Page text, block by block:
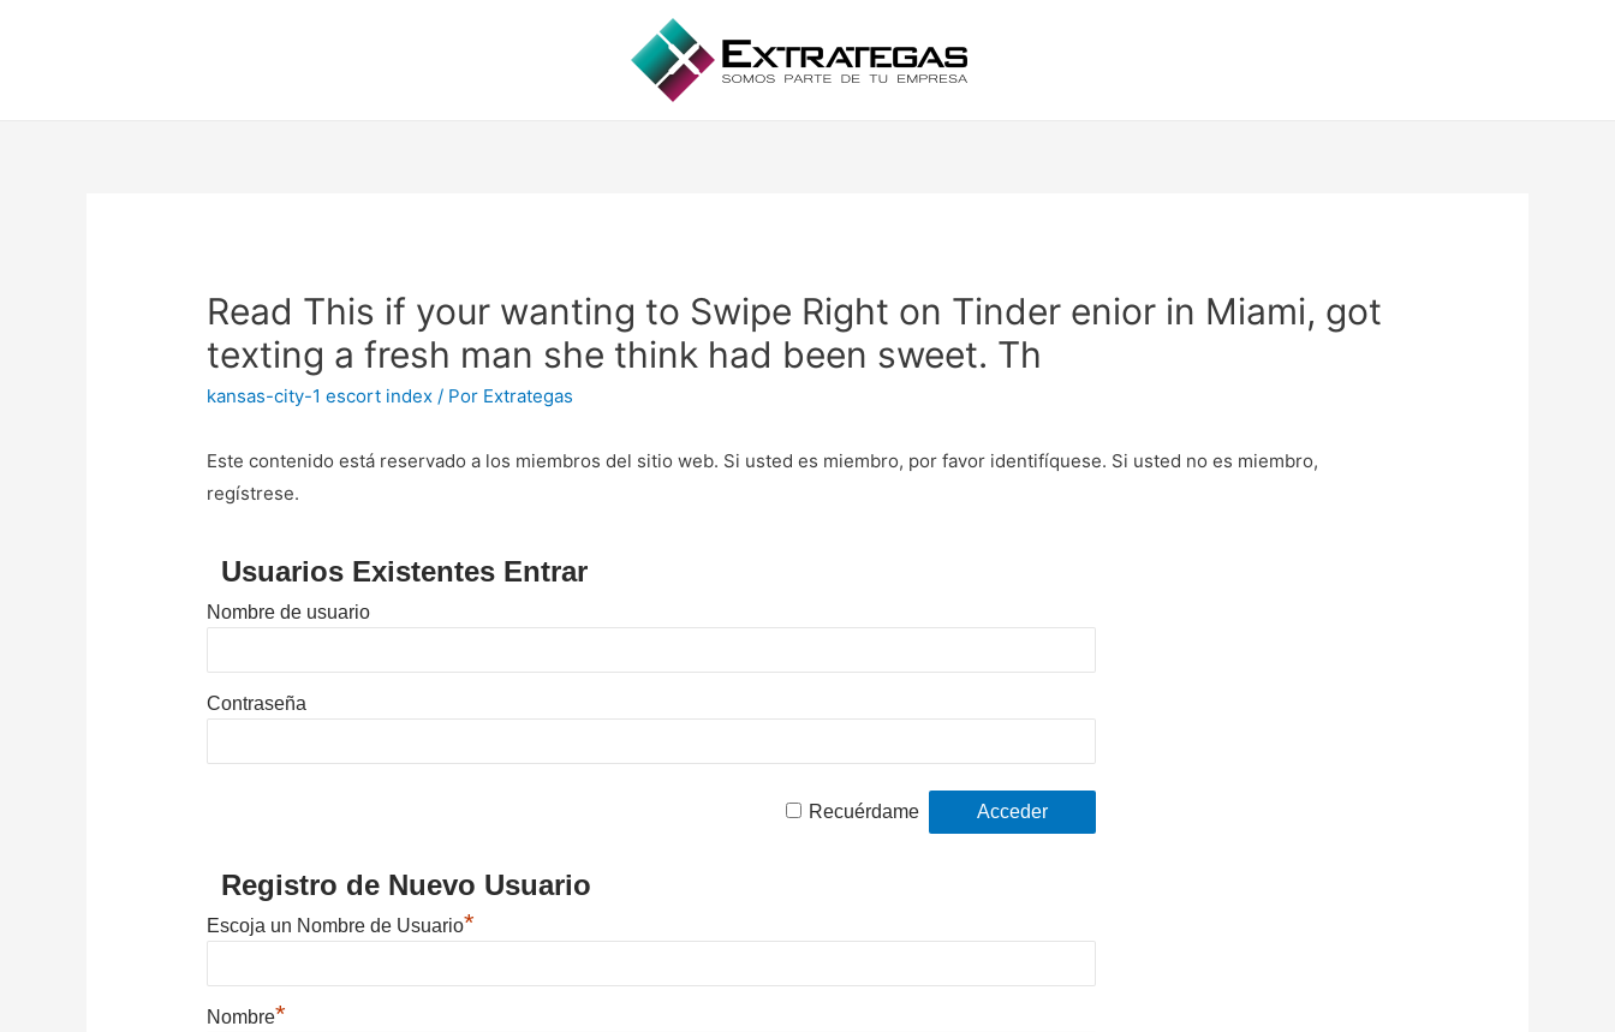
Read This if your wanting to Swipe Right on Tinder enior in Miami, got
texting a fresh man she think had been sweet. Th
kansas-city-1 escort index / Por Extrategas
Este contenido está reservado a los miembros del sitio web. Si usted es miembro, por favor identifíquese. Si usted no es miembro,
regístrese.
Usuarios Existentes Entrar
Nombre de usuario
Contraseña
Recuérdame
Registro de Nuevo Usuario
Escoja un Nombre de Usuario*
Nombre*